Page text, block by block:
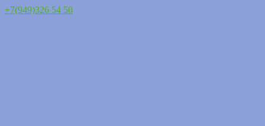
+7(949)326 54 50